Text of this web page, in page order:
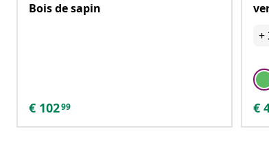
Bois de sapin
€ 10299
+
€